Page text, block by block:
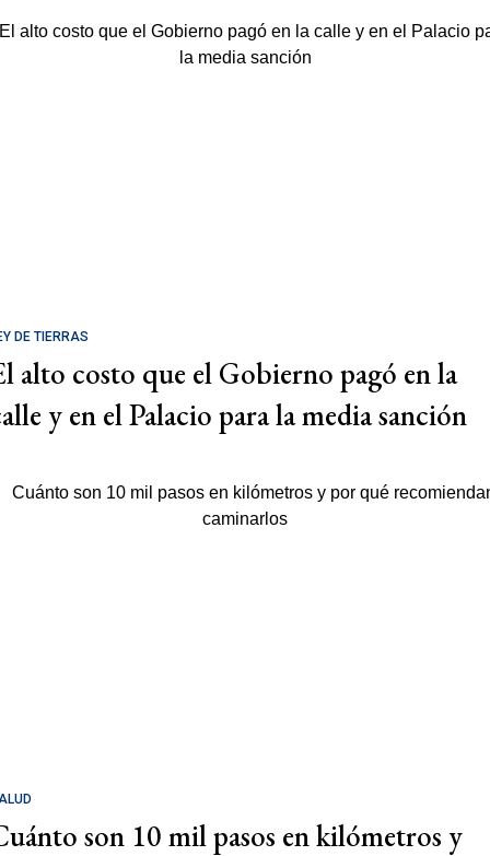
DE TIERRAS
alto costo que el Gobierno pagó en la
y en el Palacio para la media sanción
son 10 mil pasos en kilómetros y